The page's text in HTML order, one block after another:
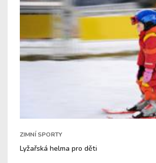
ZIMNÍ SPORTY
Lyžařská helma pro děti